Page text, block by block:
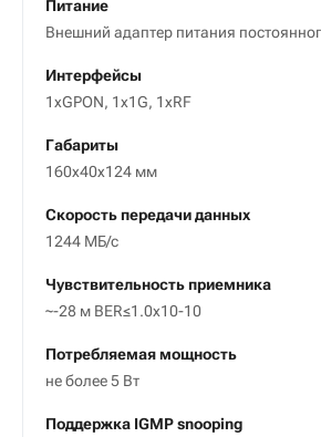
Питание
Внешний адаптер питания
Интерфейсы
1xGPON, 1x1G, 1xRF
Габариты
160x40x124 мм
Скорость передачи данных
1244 МБ/с
Чувствительность приемника
~-28 м BER≤1.0x10-10
Потребляемая мощность
не более 5 Вт
Поддержка IGMP snooping